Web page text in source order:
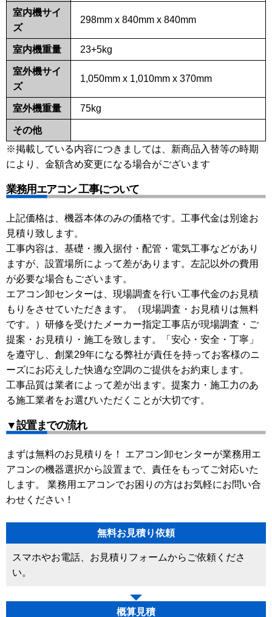
室内機サイ
ズ
298mm x 840mm x 840mm
室内機重量 23+5kg
室外機サイ
ズ
1,050mm x 1,010mm x 370mm
室外機重量 75kg
その他
※掲載している内容につきましては、新商品入替等の時期
により、金額含め変更になる場合がございます
業務用エアコン 工事について
上記価格は、機器本体のみの価格です。工事代金は別途お
見積り致します。
工事内容は、基礎・搬入据付・配管・電気工事などがあり
ますが、設置場所によって差があります。左記以外の費用
が必要な場合もございます。
エアコン卸センターは、現場調査を行い工事代金のお見積
もりをさせていただきます。（現場調査・お見積りは無料
です。）研修を受けたメーカー指定工事店が現場調査・ご
提案・お見積り・施工を致します。「安心・安全・丁寧」
を遵守し、創業29年になる弊社が責任を持ってお客様のニ
ーズにお応えした快適な空調のご提供をお約束します。
工事品質は業者によって差が出ます。提案力・施工力のあ
る施工業者をお選びいただくことが大切です。
▼設置までの流れ
まずは無料のお見積りを！ エアコン卸センターが業務用エ
アコンの機器選択から設置まで、責任をもってご対応いた
します。 業務用エアコンでお困りの方はお気軽にお問い合
わせください！
無料お見積り依頼
スマホやお電話、お見積りフォームからご依頼くださ
い。
概算見積